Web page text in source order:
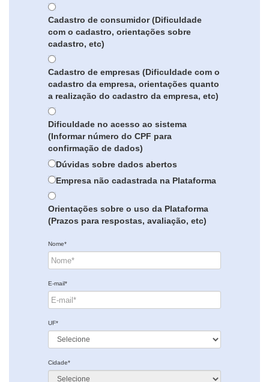
Cadastro de consumidor (Dificuldade
com o cadastro, orientações sobre
cadastro, etc)
Cadastro de empresas (Dificuldade com o
cadastro da empresa, orientações quanto
a realização do cadastro da empresa, etc)
Dificuldade no acesso ao sistema
(Informar número do CPF para
confirmação de dados)
Dúvidas sobre dados abertos
Empresa não cadastrada na Plataforma
Orientações sobre o uso da Plataforma
(Prazos para respostas, avaliação, etc)
Nome*
E-mail*
UF*
Cidade*